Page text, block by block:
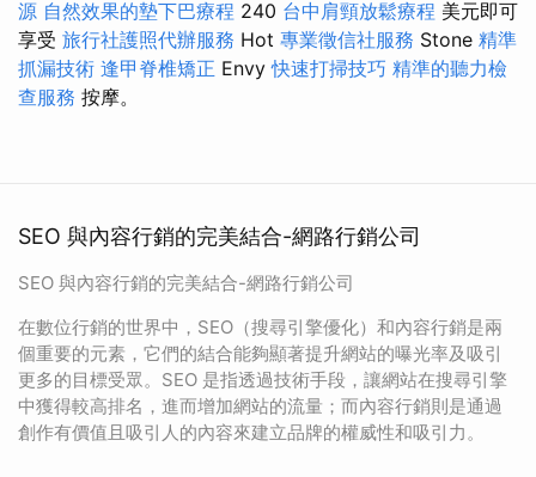
源 自然效果的墊下巴療程 240 台中肩頸放鬆療程 美元即可
享受 旅行社護照代辦服務 Hot 專業徵信社服務 Stone 精準
抓漏技術 逢甲脊椎矯正 Envy快速打掃技巧 精準的聽力檢
查服務 按摩。
SEO 與內容行銷的完美結合-網路行銷公司
SEO 與內容行銷的完美結合-網路行銷公司
在數位行銷的世界中，SEO（搜尋引擎優化）和內容行銷是兩
個重要的元素，它們的結合能夠顯著提升網站的曝光率及吸引
更多的目標受眾。SEO 是指透過技術手段，讓網站在搜尋引擎
中獲得較高排名，進而增加網站的流量；而內容行銷則是通過
創作有價值且吸引人的內容來建立品牌的權威性和吸引力。